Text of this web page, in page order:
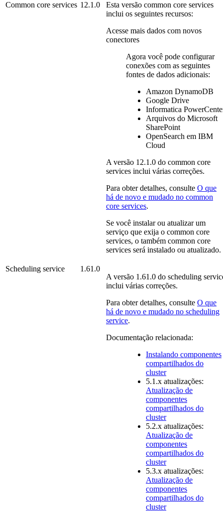
Common core services 12.1.0 Esta versão common core services
inclui os seguintes recursos:
Acesse mais dados com novos
conectores
Agora você pode configurar
conexões com as seguintes
fontes de dados adicionais:
Amazon DynamoDB
Google Drive
Informatica
Arquivos do Microsoft
SharePoint
OpenSearch em IBM
Cloud
A versão 12.1.0 do common core
services inclui várias correções.
Para obter detalhes, consulte O que
há de novo e mudado no common
core services.
Se você instalar ou atualizar um
serviço que exija o common core
services, o também common core
services será instalado ou atualizado.
Scheduling service
1.61.0
A versão 1.61.0 do scheduling
inclui várias correções.
Para obter detalhes, consulte O que
há de novo e mudado no scheduling
service.
Documentação relacionada:
Instalando componentes
compartilhados do
cluster
5.1.x atualizações:
Atualização de
componentes
compartilhados do
cluster
5.2.x atualizações:
Atualização de
componentes
compartilhados do
cluster
5.3.x atualizações:
Atualização de
componentes
compartilhados do
cluster